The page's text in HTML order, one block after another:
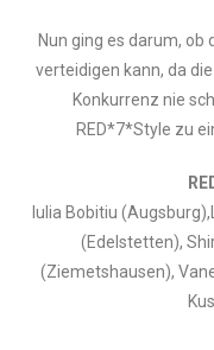
Nun ging es darum,
verteidigen kann, da
Konkurrenz nie
RED*7*Style zu
Iulia Bobitiu
(Edelstetten),
(Ziemetshausen),